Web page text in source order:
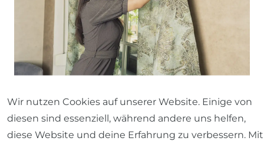
Welche Wohnaccessoires sind
für den asiatischen
Einrichtungsstil geeignet?
Wir nutzen Cookies auf unserer Website. Einige von
diesen sind essenziell, während andere uns helfen,
diese Website und deine Erfahrung zu verbessern. Mit